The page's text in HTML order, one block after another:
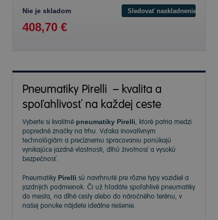
Nie je skladom Sledovať naskladnenie
408,70 €
Pneumatiky Pirelli – kvalita a
spoľahlivosť na každej ceste
Vyberte si kvalitné pneumatiky Pirelli, ktoré patria medzi
popredné značky na trhu. Vďaka inovatívnym
technológiám a precíznemu spracovaniu ponúkajú
vynikajúce jazdné vlastnosti, dlhú životnosť a vysokú
bezpečnosť.
Pneumatiky Pirelli sú navrhnuté pre rôzne typy vozidiel a
jazdných podmienok. Či už hľadáte spoľahlivé pneumatiky
do mesta, na dlhé cesty alebo do náročného terénu, v
našej ponuke nájdete ideálne riešenie.